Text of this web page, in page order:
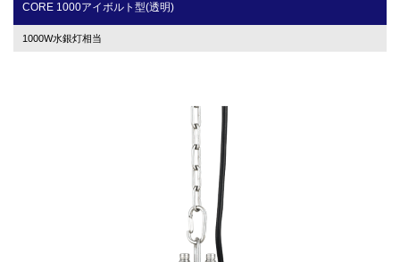
CORE 1000アイボルト型(透明)
1000W水銀灯相当